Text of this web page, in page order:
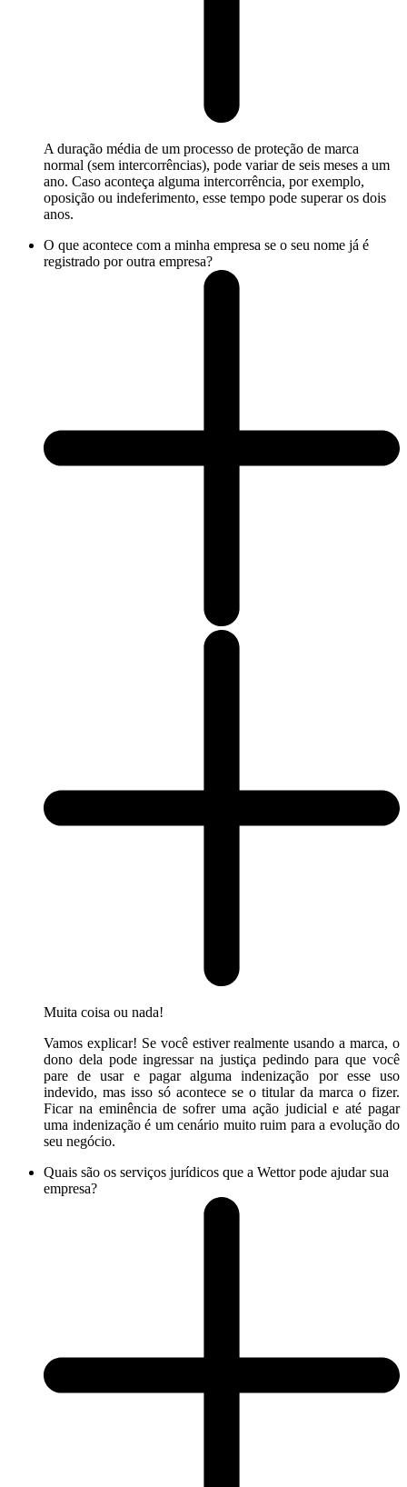
A duração média de um processo de proteção de marca
normal (sem intercorrências), pode variar de seis meses a um
ano. Caso aconteça alguma intercorrência, por exemplo,
oposição ou indeferimento, esse tempo pode superar os dois
anos.
O que acontece com a minha empresa se o seu nome já é
registrado por outra empresa?
Muita coisa ou nada!
Vamos explicar! Se você estiver realmente usando a marca, o
dono dela pode ingressar na justiça pedindo para que você
pare de usar e pagar alguma indenização por esse uso
indevido, mas isso só acontece se o titular da marca o fizer.
Ficar na eminência de sofrer uma ação judicial e até pagar
uma indenização é um cenário muito ruim para a evolução do
seu negócio.
Quais são os serviços jurídicos que a Wettor pode ajudar sua
empresa?